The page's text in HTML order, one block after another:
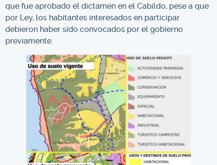
que fue aprobado el dictamen en el Cabildo, pese a que
por Ley, los habitantes interesados en participar
debieron haber sido convocados por el gobierno
previamente.